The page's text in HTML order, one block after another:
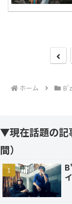
前
ホーム B'z
▼現在話題の記
間）